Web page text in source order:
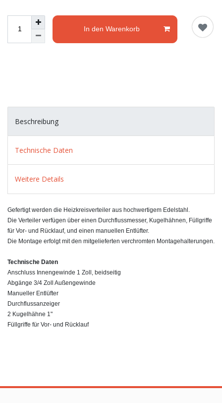
In den Warenkorb
Beschreibung
Technische Daten
Weitere Details
Gefertigt werden die Heizkreisverteiler aus hochwertigem Edelstahl.
Die Verteiler verfügen über einen Durchflussmesser, Kugelhähnen, Füllgriffe
für Vor- und Rücklauf, und einen manuellen Entlüfter.
Die Montage erfolgt mit den mitgelieferten verchromten Montagehalterungen.
Technische Daten
Anschluss Innengewinde 1 Zoll, beidseitig
Abgänge 3/4 Zoll Außengewinde
Manueller Entlüfter
Durchflussanzeiger
2 Kugelhähne 1"
Füllgriffe für Vor- und Rücklauf